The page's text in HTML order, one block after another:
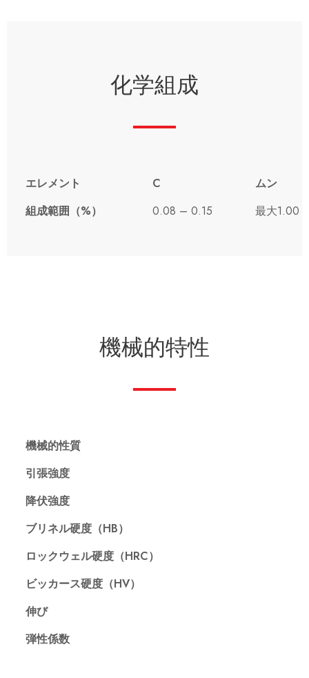
化学組成
エレメント C
ムン
組成範囲（%）
0.08 – 0.15 最大1.00
機械的特性
機械的性質
引張強度
降伏強度
ブリネル硬度（HB）
ロックウェル硬度（HRC）
ビッカース硬度（HV）
伸び
弾性係数